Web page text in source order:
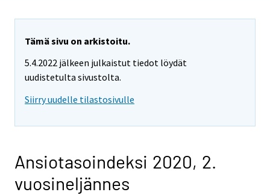
Tämä sivu on arkistoitu.
5.4.2022 jälkeen julkaistut tiedot löydät
uudistetulta sivustolta.
Siirry uudelle tilastosivulle
Ansiotasoindeksi 2020, 2.
vuosineljännes